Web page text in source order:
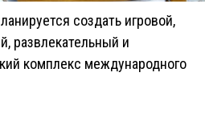
создать игровой,
развлекательный и
комплекс международного